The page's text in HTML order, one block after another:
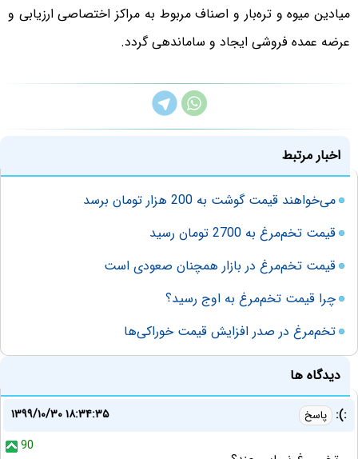
میادین میوه و تره‌بار و اصناف مربوط به مراکز اختصاصی ارزیابی و
عرضه عمده فروشی ایجاد و ساماندهی گردد.
اخبار مرتبط
می‌خواهند قیمت گوشت به 200 هزار تومان برسد
قیمت تخم‌مرغ به 2700 تومان رسید
قیمت تخم‌مرغ در بازار همچنان صعودی است
چرا قیمت تخم‌مرغ به اوج رسید؟
تخم‌مرغ در صدر افزایش قیمت خوراکی‌ها
دیدگاه ها
:): پاسخ
۱۳۹۹/۱۰/۳۰ ۱۸:۳۴:۳۵
90